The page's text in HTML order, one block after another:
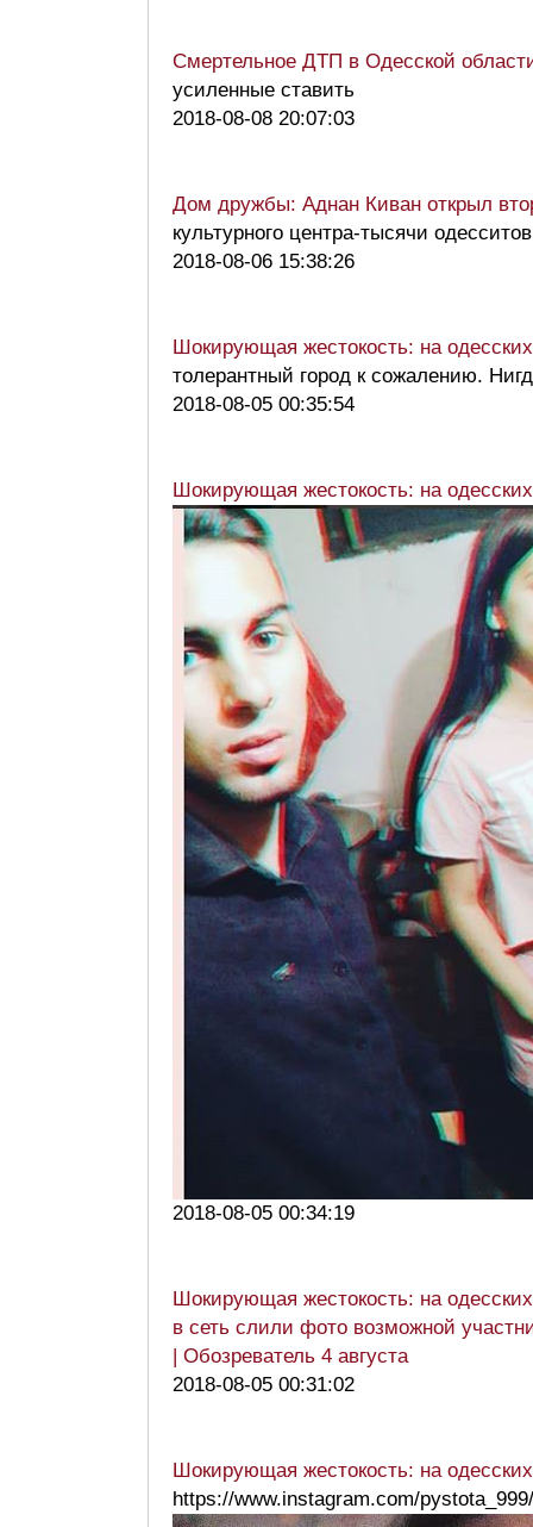
Смертельное ДТП в Одесской
усиленные ставить
2018-08-08 20:07:03
Дом дружбы: Аднан Киван открыл
культурного центра-тысячи
2018-08-06 15:38:26
Шокирующая жестокость: на
толерантный город к сожалению.
2018-08-05 00:35:54
Шокирующая жестокость: на
2018-08-05 00:34:19
Шокирующая жестокость: на
в сеть слили фото возможной
| Обозреватель 4 августа
2018-08-05 00:31:02
Шокирующая жестокость: на
https://www.instagram.com/